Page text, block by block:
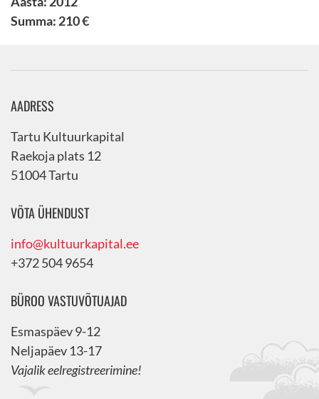
Summa: 210 €
AADRESS
Tartu Kultuurkapital
Raekoja plats 12
51004 Tartu
VÕTA ÜHENDUST
info@kultuurkapital.ee
+372 504 9654
BÜROO VASTUVÕTUAJAD
Esmaspäev 9-12
Neljapäev 13-17
Vajalik eelregistreerimine!